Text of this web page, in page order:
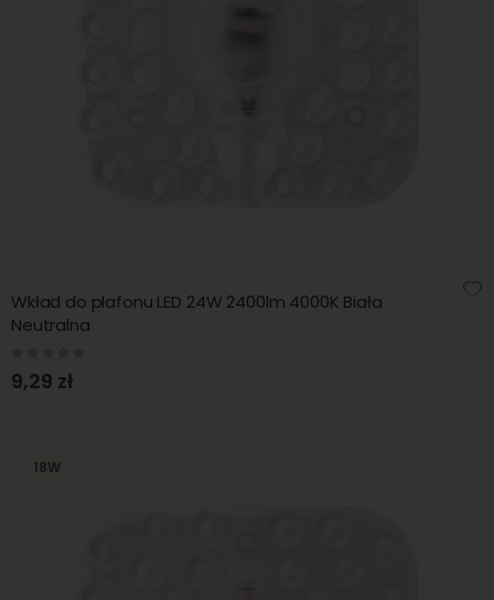
Wkład do plafonu LED 24W 2400lm 4000K Biała
Neutralna
9,29 zł
18W